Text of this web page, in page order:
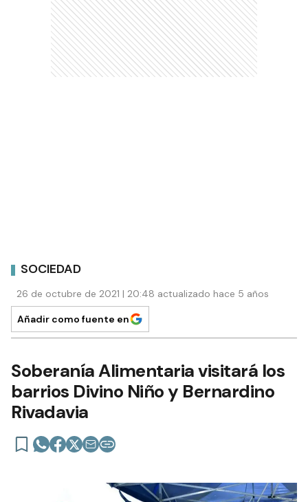
SOCIEDAD
26 de octubre de 2021 | 20:48 actualizado hace 5 años
Añadir como fuente en
Soberanía Alimentaria visitará los
barrios Divino Niño y Bernardino
Rivadavia